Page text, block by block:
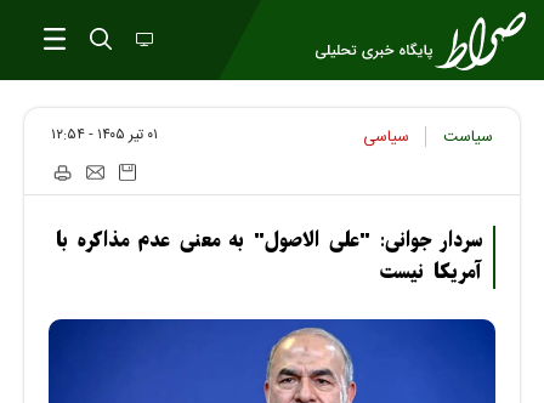
سیاست سیاسی ۰۱ تير ۱۴۰۵ - ۱۲:۵۴
سردار جوانی: "علی الاصول" به معنی عدم مذاکره با
آمریکا نیست